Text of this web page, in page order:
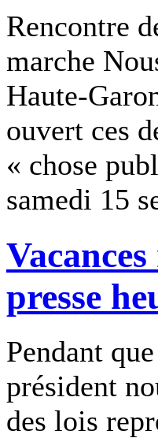
Rencontre
marche
Haute-
ouvert ces
« chose
samedi 15
presse
Pendant
président
des lois